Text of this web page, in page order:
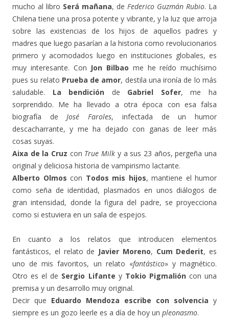
mucho al libro Será mañana, de Federico Guzmán Rubio. La
Chilena tiene una prosa potente y vibrante, y la luz que arroja
sobre las existencias de los hijos de aquellos padres y
madres que luego pasarían a la historia como revolucionarios
primero y acomodados luego en instituciones globales, es
muy interesante. Con Jon Bilbao me he reído muchísimo
pues su relato Prueba de amor, destila una ironía de lo más
saludable. La bendición de Gabriel Sofer, me ha
sorprendido. Me ha llevado a otra época con esa falsa
biografía deJosé Faroles, infectada de un humor
descacharrante, y me ha dejado con ganas de leer más
cosas suyas.
Aixa de la Cruz con True Milk y a sus 23 años, pergeña una
original y deliciosa historia de vampirismo lactante.
Alberto Olmos con Todos mis hijos, mantiene el humor
como seña de identidad, plasmados en unos diálogos de
gran intensidad, donde la figura del padre, se proyecciona
como si estuviera en un sala de espejos.
En cuanto a los relatos que introducen elementos
fantásticos, el relato de Javier Moreno, Cum Dederit, es
uno de mis favoritos, un relato «fantástico» y magnético.
Otro es el de Sergio Lifante y Tokio Pigmalióncon una
premisa y un desarrollo muy original.
Decir que Eduardo Mendoza escribe con solvencia y
siempre es un gozo leerle es a día de hoy un pleonasmo.